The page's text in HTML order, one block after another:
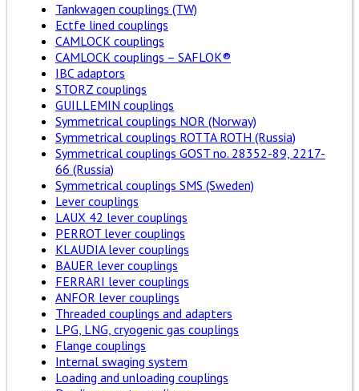
Tankwagen couplings (TW)
Ectfe lined couplings
CAMLOCK couplings
CAMLOCK couplings – SAFLOK®
IBC adaptors
STORZ couplings
GUILLEMIN couplings
Symmetrical couplings NOR (Norway)
Symmetrical couplings ROTTA ROTH (Russia)
Symmetrical couplings GOST no. 28352-89, 2217-
66 (Russia)
Symmetrical couplings SMS (Sweden)
Lever couplings
LAUX 42 lever couplings
PERROT lever couplings
KLAUDIA lever couplings
BAUER lever couplings
FERRARI lever couplings
ANFOR lever couplings
Threaded couplings and adapters
LPG, LNG, cryogenic gas couplings
Flange couplings
Internal swaging system
Loading and unloading couplings